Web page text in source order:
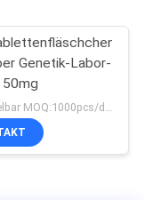
Genetik-Labor-
50mg
Verhandelbar MOQ:1000pcs/design